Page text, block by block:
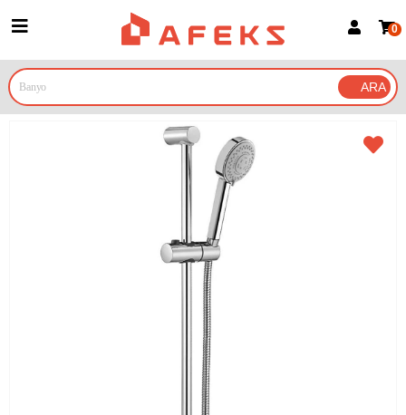
Google İle Bağlan
0